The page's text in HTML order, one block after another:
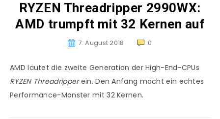
RYZEN Threadripper 2990WX:
AMD trumpft mit 32 Kernen auf
7. August 2018 0
AMD läutet die zweite Generation der High-End-CPUs
RYZEN Threadripperein. Den Anfang macht ein echtes
Performance-Monster mit 32 Kernen.